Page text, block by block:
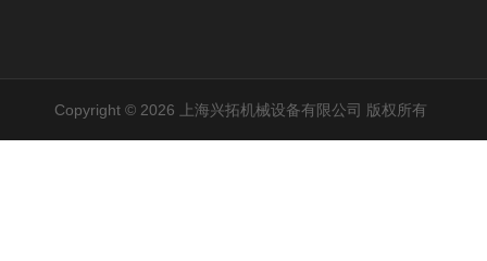
Copyright © 2026 上海兴拓机械设备有限公司 版权所有